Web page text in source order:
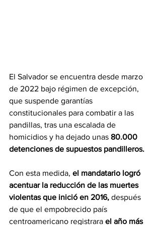
El Salvador se encuentra desde marzo
de 2022 bajo régimen de excepción,
que suspende garantías
constitucionales para combatir a las
pandillas, tras una escalada de
homicidios y ha dejado unas 80.000
detenciones de supuestos pandilleros.
Con esta medida, el mandatario logró
acentuar la reducción de las muertes
violentas que inició en 2016, después
de que el empobrecido país
centroamericano registrara el año más